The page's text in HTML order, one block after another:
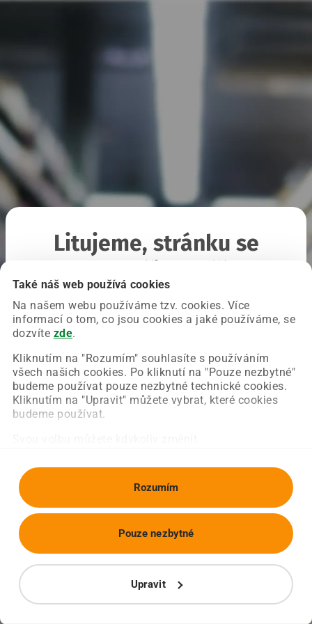
Také náš web používá cookies
Na našem webu používáme tzv. cookies. Více
informací o tom, co jsou cookies a jaké používáme, se
dozvíte zde.
Kliknutím na "Rozumím" souhlasíte s používáním
všech našich cookies. Po kliknutí na "Pouze nezbytné"
budeme používat pouze nezbytné technické cookies.
Kliknutím na "Upravit" můžete vybrat, které cookies
budeme používat.
Rozumím
Upravit
Pouze nezbytné
Litujeme, stránku se
Chyba nastala na naší straně a už ji opravujeme.
Zkuste prosím znovu načíst požadovanou stránku.
Obnovit stránku Úvodní strana